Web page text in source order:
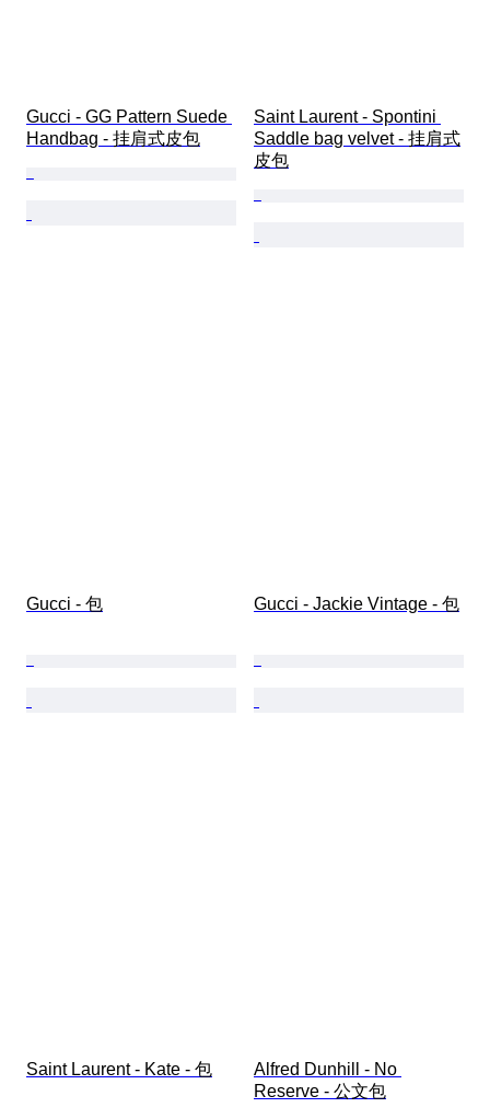
Gucci - GG Pattern Suede
Handbag - 挂肩式皮包
Saint Laurent - Spontini
Saddle bag velvet - 挂肩式
皮包
Gucci - 包 Gucci - Jackie Vintage - 包
Saint Laurent - Kate - 包
Alfred Dunhill - No
Reserve - 公文包